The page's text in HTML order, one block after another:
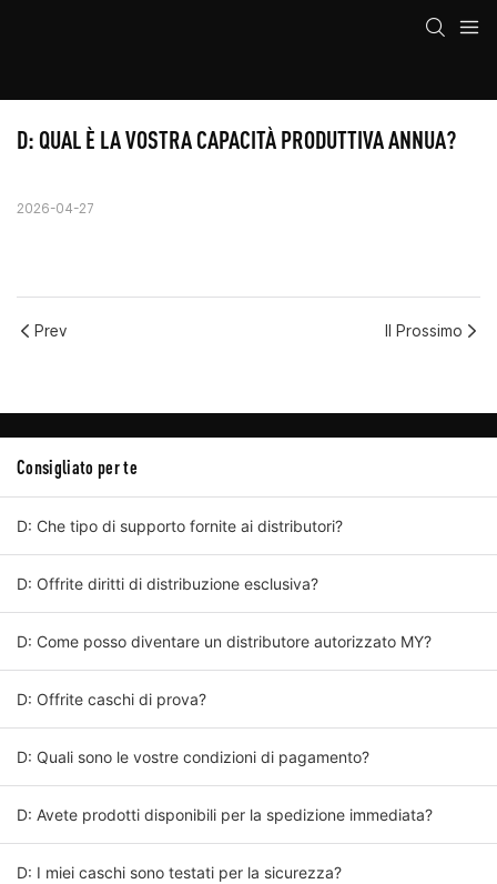
D: QUAL È LA VOSTRA CAPACITÀ PRODUTTIVA ANNUA?
2026-04-27
Prev Il Prossimo
Consigliato per te
D: Che tipo di supporto fornite ai distributori?
D: Offrite diritti di distribuzione esclusiva?
D: Come posso diventare un distributore autorizzato MY?
D: Offrite caschi di prova?
D: Quali sono le vostre condizioni di pagamento?
D: Avete prodotti disponibili per la spedizione immediata?
D: I miei caschi sono testati per la sicurezza?